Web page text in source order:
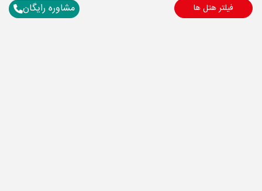
فیلتر هتل ها مشاوره رایگان